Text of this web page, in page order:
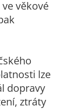
věkové
lze
dopravy
ztráty